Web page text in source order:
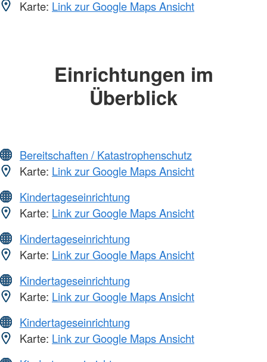
Karte: Link zur Google Maps Ansicht
Einrichtungen im
Überblick
Bereitschaften / Katastrophenschutz
Karte: Link zur Google Maps Ansicht
Kindertageseinrichtung
Karte: Link zur Google Maps Ansicht
Kindertageseinrichtung
Karte: Link zur Google Maps Ansicht
Kindertageseinrichtung
Karte: Link zur Google Maps Ansicht
Kindertageseinrichtung
Karte: Link zur Google Maps Ansicht